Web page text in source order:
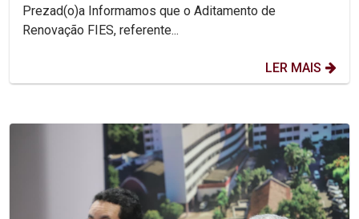
Prezad(o)a Informamos que o Aditamento de
Renovação FIES, referente...
LER MAIS